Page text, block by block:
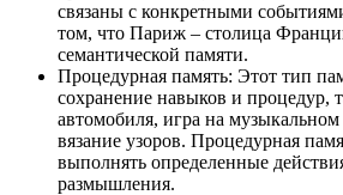
связаны с конкретными
том, что Париж – столица
семантической памяти.
Процедурная память: Этот тип
сохранение навыков и процедур,
автомобиля, игра на
вязание узоров. Процедурная
выполнять определенные
размышления.